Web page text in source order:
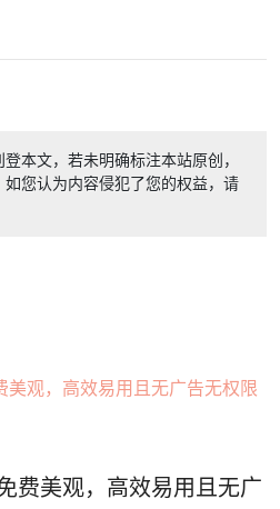
本文，若未明确标注本站原创，
您认为内容侵犯了您的权益，请
费美观，高效易用且无广